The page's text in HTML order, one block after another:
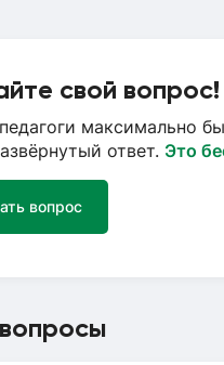
свой вопрос!
максимально
ответ. Это
вопрос